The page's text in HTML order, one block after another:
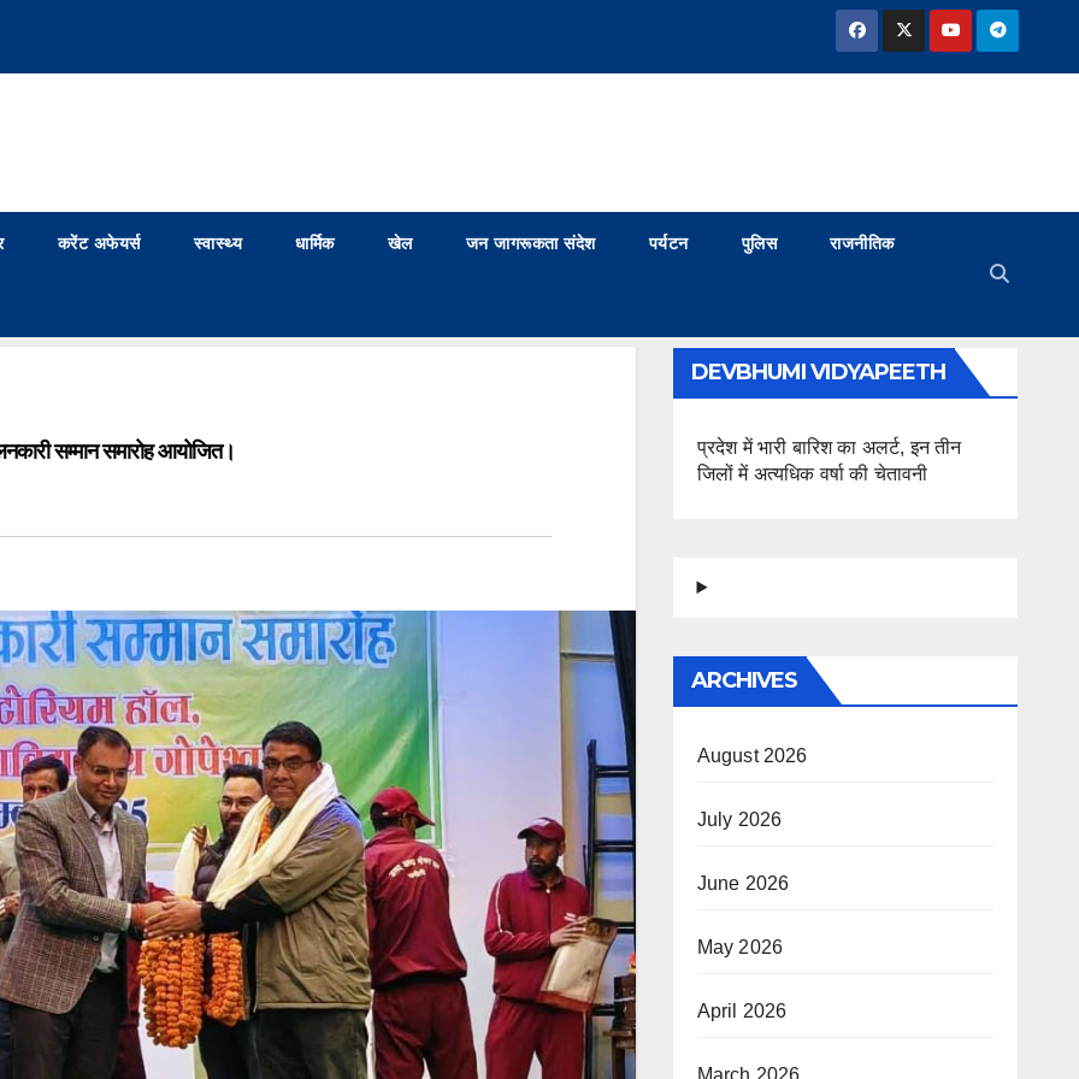
करेंट अफेयर्स स्वास्थ्य धार्मिक खेल जन जागरूकता संदेश पर्यटन पुलिस राजनीतिक
सम्मान समारोह आयोजित।
DEVBHUMI VIDYAPEETH
प्रदेश में भारी बारिश का अलर्ट, इन तीन
जिलों में अत्यधिक वर्षा की चेतावनी
ARCHIVES
August 2026
July 2026
June 2026
May 2026
April 2026
March 2026